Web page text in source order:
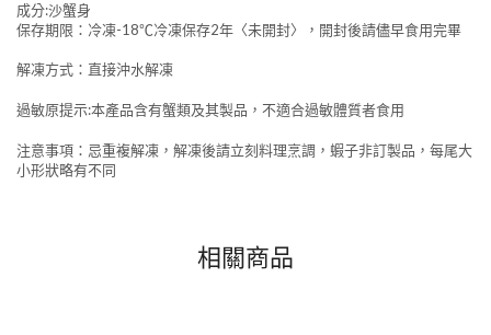
成分:沙蟹身
保存期限：冷凍-18℃冷凍保存2年〈未開封〉，開封後請儘早食用完畢
解凍方式：直接沖水解凍
過敏原提示:本產品含有蟹類及其製品，不適合過敏體質者食用
注意事項：忌重複解凍，解凍後請立刻料理烹調，蝦子非訂製品，每尾大
小形狀略有不同
相關商品